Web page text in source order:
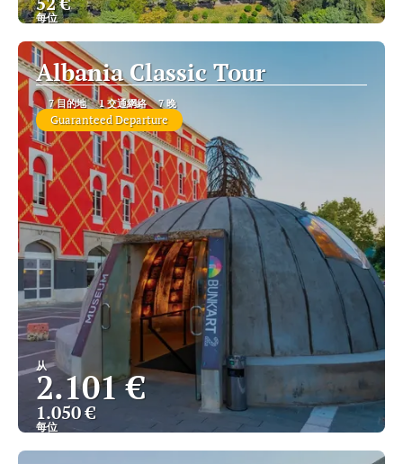
每位
查看
Albania Classic Tour
7 目的地 1 交通網絡 7 晚
Guaranteed Departure
从
2.101 €
1.050 €
每位
查看